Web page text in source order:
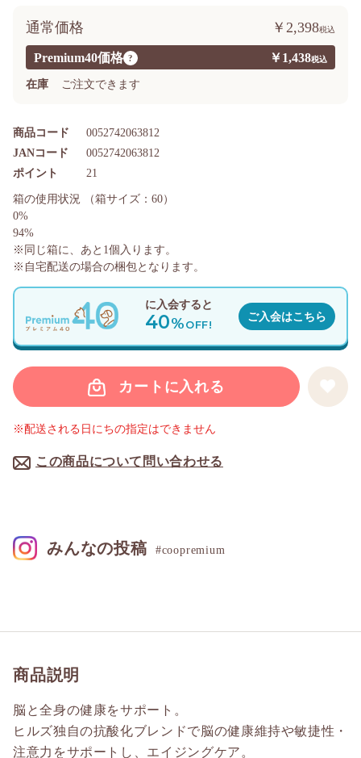
Premium40価格 ? ￥1,438
通常価格 ￥2,398
在庫 ご注文できます
商品コード 0052742063812
ポイント 21
JANコード 0052742063812
カートに入れる
この商品について問い合わせる
※配送される日にちの指定はできません
に入会すると
40%OFF!
ご入会はこちら
箱の使用状況
（箱サイズ：60）
0%
94%
※同じ箱に、あと 1個入ります。
※自宅配送の場合の梱包となります。
商品説明
脳と全身の健康をサポート。
ヒルズ独自の抗酸化ブレンドで脳の健康維持や敏捷性・
注意力をサポートし、エイジングケア。
みんなの投稿 #coopremium